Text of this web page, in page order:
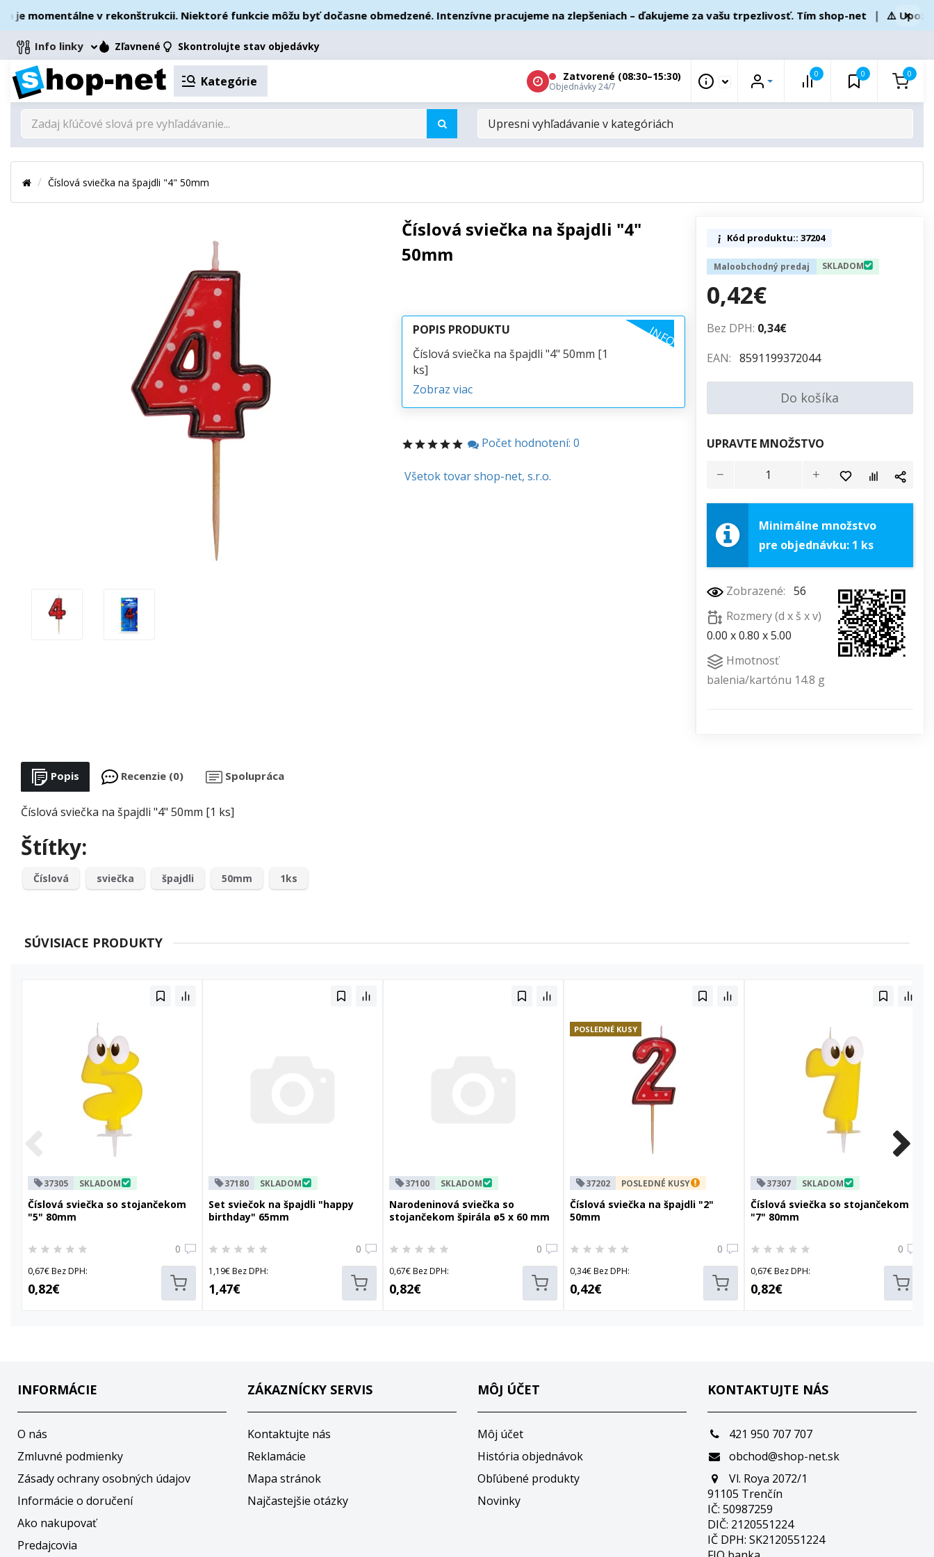
v rekonštrukcii. Niektoré funkcie môžu byť dočasne obmedzené. Intenzívne pracujeme na zlepšeniach – ďakujeme za vašu trpezlivosť. Tím shop-net❘⚠️ ×
Info linky Zľavnené Skontrolujte stav objedávky
Kategórie Zatvorené (08:30–15:30)
Objednávky 24/7
0 0 0
UPRESNI
VYHĽADÁVANIE
Číslová sviečka na špajdli "4" 50mm
Číslová sviečka na špajdli "4"
50mm
POPIS PRODUKTU INFO
Číslová sviečka na špajdli "4" 50mm [1
ks]
Zobraz viac
Počet hodnotení: 0
Všetok tovar shop-net, s.r.o.
Kód produktu:: 37204
Maloobchodný predaj SKLADOM
0,42€
Bez DPH: 0,34€
EAN: 8591199372044
Do košíka
UPRAVTE MNOŽSTVO
Minimálne množstvo
pre objednávku: 1 ks
Zobrazené: 56
Rozmery (d x š x v)
0.00 x 0.80 x 5.00
Hmotnosť
balenia/kartónu 14.8 g
Popis Recenzie (0) Spolupráca
Číslová sviečka na špajdli "4" 50mm [1 ks]
Štítky:
Číslová sviečka špajdli 50mm 1ks
SÚVISIACE PRODUKTY
37305 SKLADOM
Číslová sviečka so stojančekom
"5" 80mm
0
0,67€ Bez DPH:
0,82€
37180 SKLADOM
Set sviečok na špajdli "happy
birthday" 65mm
0
1,19€ Bez DPH:
1,47€
37100 SKLADOM
Narodeninová sviečka so
stojančekom špirála ø5 x 60 mm
0
0,67€ Bez DPH:
0,82€
POSLEDNÉ KUSY
37202 POSLEDNÉ KUSY
Číslová sviečka na špajdli "2"
50mm
0
0,34€ Bez DPH:
0,42€
37307 SKLADOM
Číslová sviečka so stojančekom
"7" 80mm
0
0,67€ Bez DPH:
0,82€
INFORMÁCIE
O nás
Zmluvné podmienky
Zásady ochrany osobných údajov
Informácie o doručení
Ako nakupovať
Predajcovia
ZÁKAZNÍCKY SERVIS
Kontaktujte nás
Reklamácie
Mapa stránok
Najčastejšie otázky
MÔJ ÚČET
Môj účet
História objednávok
Obľúbené produkty
Novinky
KONTAKTUJTE NÁS
421 950 707 707
obchod@shop-net.sk
Vl. Roya 2072/1
91105 Trenčín
IČ: 50987259
DIČ: 2120551224
IČ DPH: SK2120551224